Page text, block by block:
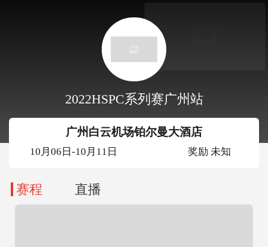
2022HSPC系列赛广州站
广州白云机场铂尔曼大酒店
10月06日-10月11日 奖励 未知
赛程 直播